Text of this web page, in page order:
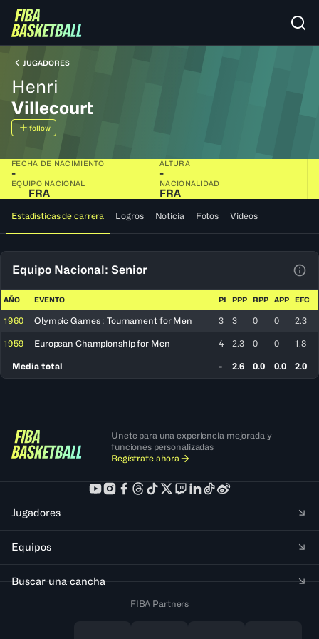
JUGADORES
Henri
Villecourt
follow
FECHA DE NACIMIENTO
-
ALTURA
-
EQUIPO NACIONAL
FRA
NACIONALIDAD
FRA
Estadísticas de carrera Logros Noticia Fotos Videos
Equipo Nacional: Senior
AÑO EVENTO PJ PPP RPP APP EFC
1960 Olympic Games : Tournament for Men 3 3 0 0 2.3
1959 European Championship for Men 4 2.3 0 0 1.8
Media total - 2.6 0.0 0.0 2.0
Únete para una experiencia mejorada y
funciones personalizadas
Regístrate ahora
Jugadores
Equipos
Buscar una cancha
FIBA Partners